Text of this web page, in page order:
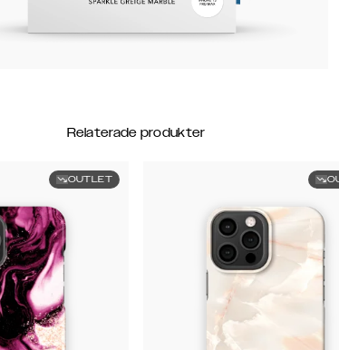
Relaterade produkter
OUTLET